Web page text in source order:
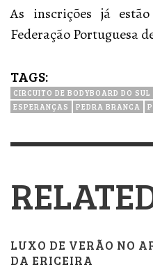
As inscrições já
Federação Portuguesa
TAGS:
CIRCUITO DE BODYBOARD DO SUL
ESPERANÇAS
PEDRA BRANCA
LUXO DE VERÃO NO
DA ERICEIRA